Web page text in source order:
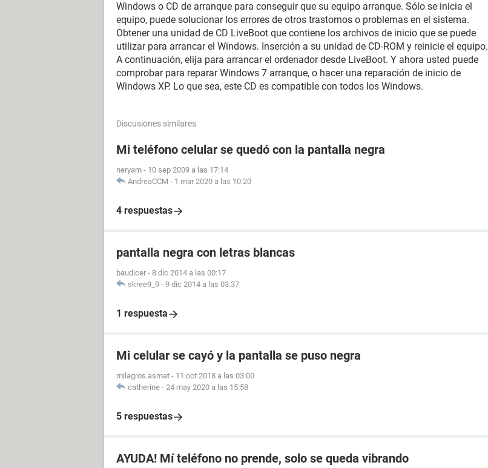
Windows o CD de arranque para conseguir que su equipo arranque. Sólo se inicia el
equipo, puede solucionar los errores de otros trastornos o problemas en el sistema.
Obtener una unidad de CD LiveBoot que contiene los archivos de inicio que se puede
utilizar para arrancar el Windows. Inserción a su unidad de CD-ROM y reinicie el equipo.
A continuación, elija para arrancar el ordenador desde LiveBoot. Y ahora usted puede
comprobar para reparar Windows 7 arranque, o hacer una reparación de inicio de
Windows XP. Lo que sea, este CD es compatible con todos los Windows.
Discusiones similares
Mi teléfono celular se quedó con la pantalla negra
neryam - 10 sep 2009 a las 17:14
AndreaCCM - 1 mar 2020 a las 10:20
4 respuestas
pantalla negra con letras blancas
baudicer - 8 dic 2014 a las 00:17
skree9_9 - 9 dic 2014 a las 03:37
1 respuesta
Mi celular se cayó y la pantalla se puso negra
milagros.asmat - 11 oct 2018 a las 03:00
catherine - 24 may 2020 a las 15:58
5 respuestas
AYUDA! Mí teléfono no prende, solo se queda vibrando